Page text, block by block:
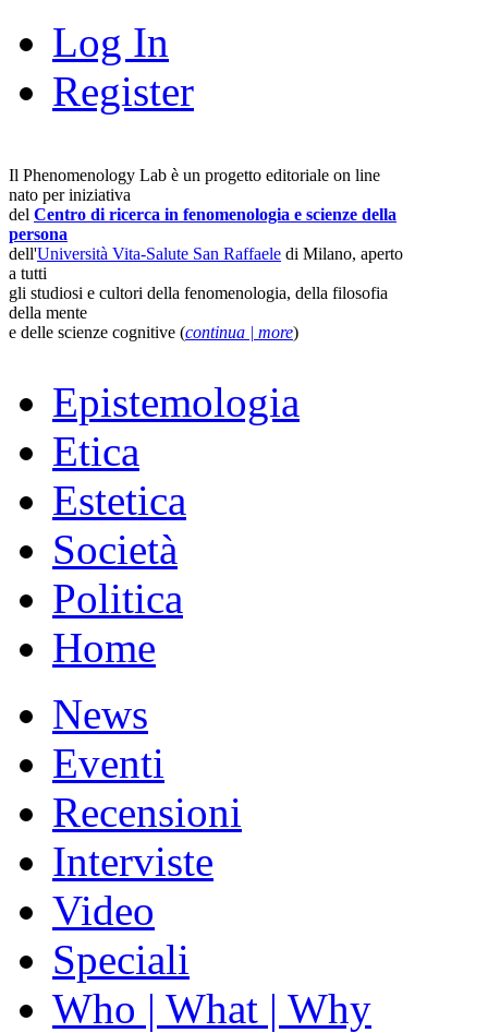
Log In
Register
Il Phenomenology Lab è un progetto editoriale on line
nato per iniziativa
del Centro di ricerca in fenomenologia e scienze della
persona
dell'Università Vita-Salute San Raffaele di Milano, aperto
a tutti
gli studiosi e cultori della fenomenologia, della filosofia
della mente
e delle scienze cognitive (continua | more)
Epistemologia
Etica
Estetica
Società
Politica
Home
News
Eventi
Recensioni
Interviste
Video
Speciali
Who | What | Why